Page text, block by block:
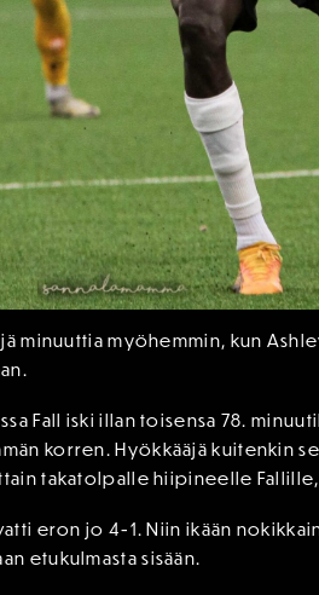
myöhemmin, kun
Fall iski illan toisensa 78.
korren. Hyökkääjä kuitenkin
takatolpalle hiipineelle Fallille,
eron jo 4-1. Niin ikään
etukulmasta sisään.